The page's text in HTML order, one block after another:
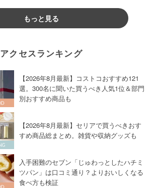
もっと見る
アクセスランキング
【2026年8月最新】コストコおすすめ121
選。300名に聞いた買うべき人気1位＆部門
別おすすめ商品も
【2026年8月最新】セリアで買うべきおす
すめ商品総まとめ。雑貨や収納グッズも
入手困難のセブン「じゅわっとしたハチミ
ツパン」は口コミ通り？よりおいしくなる
食べ方も検証